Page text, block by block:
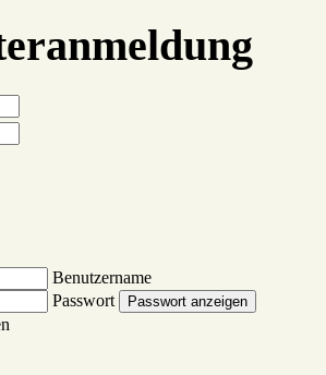
Benutzername
Passwort
Passwort anzeigen